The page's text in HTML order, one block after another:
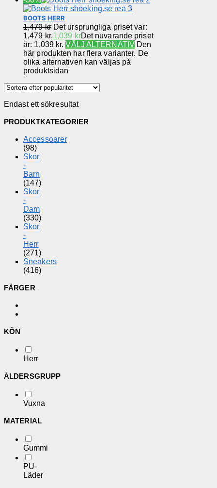
BOOTS HERR
1,479kr Det ursprungliga priset var:
1,479 kr.1,039 krDet nuvarande priset
är: 1,039 kr. VÄLJ ALTERNATIV Den
här produkten har flera varianter. De
olika alternativen kan väljas på
produktsidan
Endast ett sökresultat
PRODUKTKATEGORIER
Accessoarer
(98)
Skor
-
Barn
(147)
Skor
-
Dam
(330)
Skor
-
Herr
(271)
Sneakers
(416)
FÄRGER
KÖN
Herr
ÅLDERSGRUPP
Vuxna
MATERIAL
Gummi
PU-
Läder